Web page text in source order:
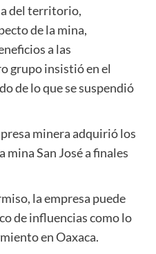
del territorio,
de la mina,
a las
grupo insistió en el
de lo que se suspendió
minera adquirió los
San José a finales
la empresa puede
de influencias como lo
en Oaxaca.